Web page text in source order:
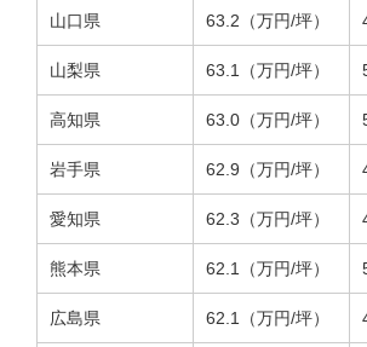
山口県 63.2（万円/坪）
山梨県 63.1（万円/坪）
高知県 63.0（万円/坪）
岩手県 62.9（万円/坪）
愛知県 62.3（万円/坪）
熊本県 62.1（万円/坪）
広島県 62.1（万円/坪）